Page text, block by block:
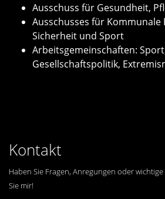
Ausschuss für Gesundheit,
Ausschusses für Kommunale
Sicherheit und Sport
Arbeitsgemeinschaften:
Gesellschaftspolitik,
Kontakt
Haben Sie Fragen, Anregungen oder
Sie mir!